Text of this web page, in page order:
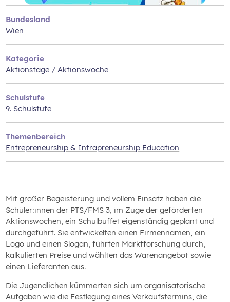
Bundesland
Wien
Kategorie
Aktionstage / Aktionswoche
Schulstufe
9. Schulstufe
Themenbereich
Entrepreneurship & Intrapreneurship Education
Mit großer Begeisterung und vollem Einsatz haben die
Schüler:innen der PTS/FMS 3, im Zuge der geförderten
Aktionswochen, ein Schulbuffet eigenständig geplant und
durchgeführt. Sie entwickelten einen Firmennamen, ein
Logo und einen Slogan, führten Marktforschung durch,
kalkulierten Preise und wählten das Warenangebot sowie
einen Lieferanten aus.
Die Jugendlichen kümmerten sich um organisatorische
Aufgaben wie die Festlegung eines Verkaufstermins, die